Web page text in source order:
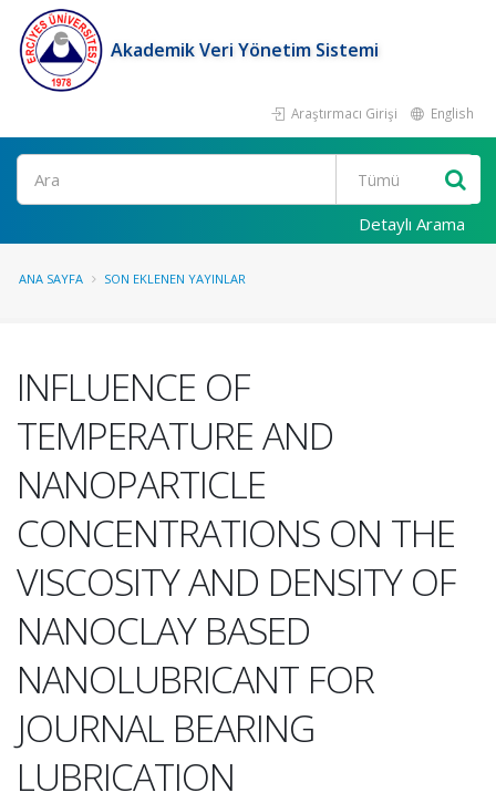
Akademik Veri Yönetim Sistemi
Araştırmacı Girişi English
Ara
Detaylı Arama
ANA SAYFA SON EKLENEN YAYINLAR
INFLUENCE OF
TEMPERATURE AND
NANOPARTICLE
CONCENTRATIONS ON THE
VISCOSITY AND DENSITY OF
NANOCLAY BASED
NANOLUBRICANT FOR
JOURNAL BEARING
LUBRICATION